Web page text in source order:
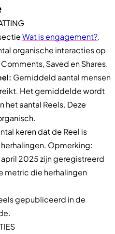
Wat is engagement?.
organische interacties op
Saved en Shares.
Gemiddeld aantal mensen
Het gemiddelde wordt
het aantal Reels. Deze
keren dat de Reel is
Opmerking:
april 2025 zijn geregistreerd
metric die herhalingen
gepubliceerd in de